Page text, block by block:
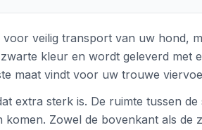
veilig transport van uw hond,
kleur en wordt geleverd met
maat vindt voor uw trouwe
extra sterk is. De ruimte tussen
Zowel de bovenkant als de